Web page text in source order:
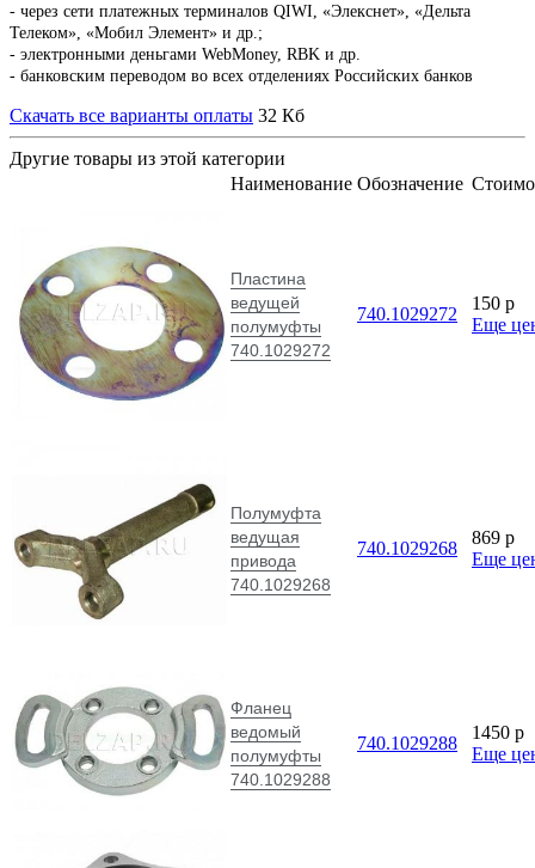
- через сети платежных терминалов QIWI, «Элекснет», «Дельта
Телеком», «Мобил Элемент» и др.;
- электронными деньгами WebMoney, RBK и др.
- банковским переводом во всех отделениях Российских банков
Скачать все варианты оплаты 32 Кб
Другие товары из этой категории
Наименование Обозначение
Пластина
ведущей
полумуфты
740.1029272
740.1029272
150 p
Еще
Полумуфта
ведущая
привода
740.1029268
740.1029268
869 p
Еще
Фланец
ведомый
полумуфты
740.1029288
740.1029288
1450 p
Еще